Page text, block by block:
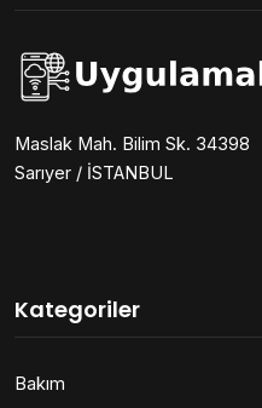
Maslak Mah. Bilim Sk. 34398
Sarıyer / İSTANBUL
Kategoriler
Bakım